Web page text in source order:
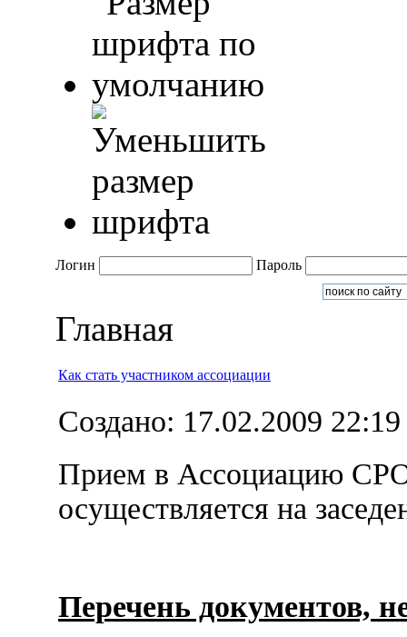
Логин Пароль
Главная
Как стать участником ассоциации
Создано: 17.02.2009 22:19
Прием в Ассоциацию
осуществляется на
Перечень документов,